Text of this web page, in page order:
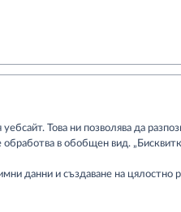
Това ни позволява да
в обобщен вид.
данни и създаване на